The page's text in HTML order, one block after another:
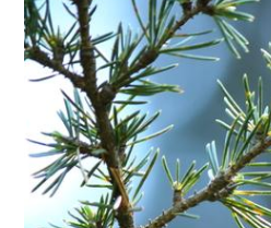
＊FCF
フルクロマリンフリー
ベルガプテンフリー